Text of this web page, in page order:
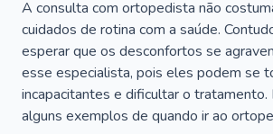
A consulta com ortopedista não
cuidados de rotina com a saúde.
esperar que os desconfortos se
esse especialista, pois eles podem se
incapacitantes e dificultar o tratamento.
alguns exemplos de quando ir ao